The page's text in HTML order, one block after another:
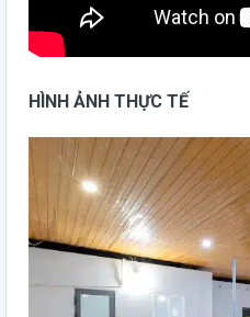
HÌNH ẢNH THỰC TẾ